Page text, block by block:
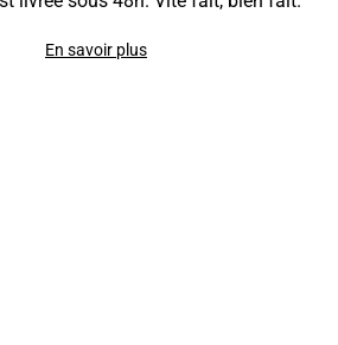
En savoir plus